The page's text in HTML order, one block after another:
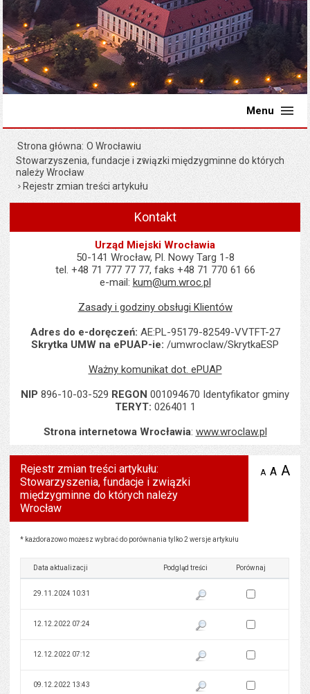
Menu
Strona główna O Wrocławiu
Stowarzyszenia, fundacje i związki międzygminne do których
należy Wrocław
Rejestr zmian treści artykułu
Kontakt
Urząd Miejski Wrocławia
50-141 Wrocław, Pl. Nowy Targ 1-8
tel. +48 71 777 77 77, faks +48 71 770 61 66
e-mail: kum@um.wroc.pl
Zasady i godziny obsługi Klientów
Adres do e-doręczeń: AE:PL-95179-82549-VVTFT-27
Skrytka UMW na ePUAP-ie: /umwroclaw/SkrytkaESP
Ważny komunikat dot. ePUAP
NIP 896-10-03-529 REGON 001094670 Identyfikator gminy
TERYT: 026401 1
Strona internetowa Wrocławia: www.wroclaw.pl
Rejestr zmian treści artykułu:
Stowarzyszenia, fundacje i związki
międzygminne do których należy
Wrocław
A zmniejsz
A A
Rejestr zmian treści artykułu: Stowarzyszenia, fundacje i związki międzygminne do których
* każdorazowo możesz wybrać do porównania tylko 2 wersje artykułu
Data aktualizacji Podgląd treści Porównaj
29.11.2024 10:31 Pokaż podgląd wersji z dnia
Zaznacz wersję do
12.12.2022 07:24 Pokaż podgląd wersji z dnia
Zaznacz wersję do
12.12.2022 07:12 Pokaż podgląd wersji z dnia
Zaznacz wersję do
09.12.2022 13:43 Pokaż podgląd wersji z dnia
Zaznacz wersję do